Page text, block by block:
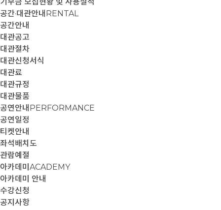
공간·대관안내 RENTAL
공간안내
대관공고
대관절차
대관신청서식
대관료
대관규정
대관물품
공연안내 PERFORMANCE
공연일정
티켓안내
좌석배치도
관람예절
아카데미 ACADEMY
아카데미 안내
수강신청
공지사항